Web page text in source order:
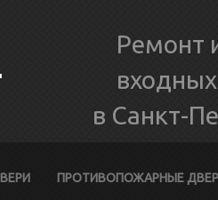
Ремонт
в Санкт-
ПРОТИВОПОЖАРНЫЕ